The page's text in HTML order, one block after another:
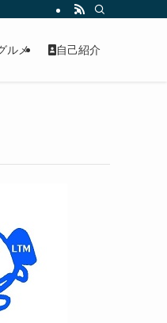
ルメ 自己紹介